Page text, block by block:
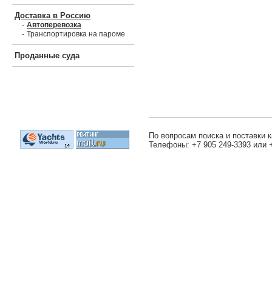
Доставка в Россию
- Автоперевозка
- Транспортировка на пароме
Проданные суда
По вопросам поиска и поставки
Телефоны: +7 905 249-3393 или